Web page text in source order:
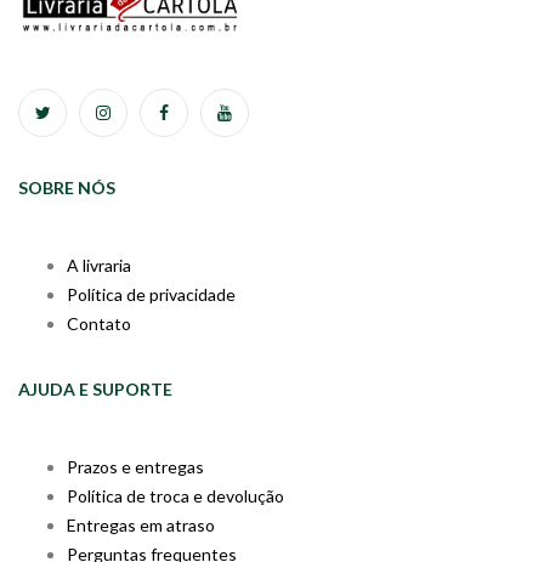
SOBRE NÓS
A livraria
Política de privacidade
Contato
AJUDA E SUPORTE
Prazos e entregas
Política de troca e devolução
Entregas em atraso
Perguntas frequentes